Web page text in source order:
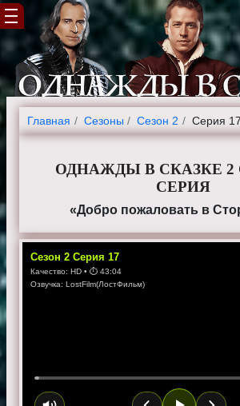
Главная Cезоны Сезон 2 Серия 17
ОДНАЖДЫ В СКАЗКЕ 2
СЕРИЯ
«Добро пожаловать в
Сезон 2 Серия 17
Качество: HD • ⏱ 43:04
Озвучка: LostFilm(ЛостФильм)